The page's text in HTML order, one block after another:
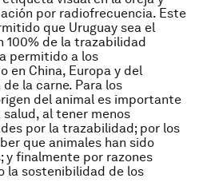
por radiofrecuencia. Este
que Uruguay sea el
100% de la trazabilidad
permitido a los
en China, Europa y del
la carne. Para los
del animal es importante
salud, al tener menos
por la trazabilidad; por los
que animales han sido
y finalmente por razones
la sostenibilidad de los